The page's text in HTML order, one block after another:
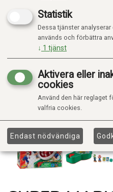
Statistik
Dessa tjänster
används och förbättra
↓ 1 tjänst
Aktivera eller
cookies
Använd den här reglaget
valfria cookies.
Endast nödvändiga